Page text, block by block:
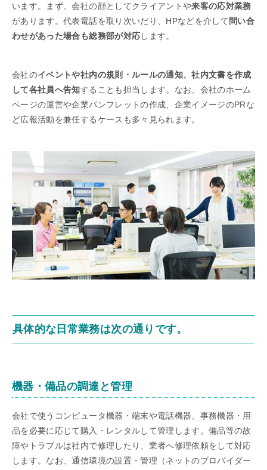
います。まず、会社の顔としてクライアントや来客の応対業務
があります。代表電話を取り次いだり、HPなどを介して 問い合
わせがあった場合も総務部が対応します。
会社のイベントや社内の規則・ルールの通知、社内文書を作成
して各社員へ告知することも担当します。なお、会社のホーム
ページの運営や企業パンフレットの作成、企業イメージのPRな
ど広報活動を兼任するケースも多々見られます。
具体的な日常業務は次の通りです。
機器・備品の調達と管理
会社で使うコンピュータ機器・端末や電話機器、事務機器・用
品を必要に応じて購入・レンタルして管理します。備品等の故
障やトラブルは社内で修理したり、業者へ修理依頼をして対応
します。なお、通信環境の設置・管理（ネットのブロバイダー